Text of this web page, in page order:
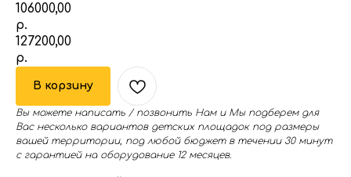
106000,00
р.
127200,00
р.
В корзину
Вы можете написать / позвонить Нам и Мы подберем для
Вас несколько вариантов детских площадок под размеры
вашей территории, под любой бюджет в течении 30 минут
с гарантией на оборудование 12 месяцев.